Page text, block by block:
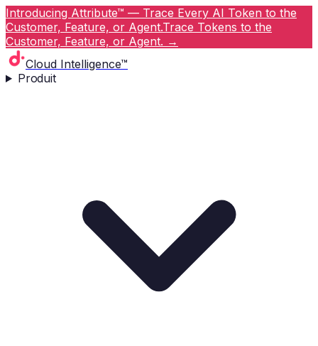
Introducing Attribute™ — Trace Every AI Token to the
Customer, Feature, or Agent.Trace Tokens to the
Customer, Feature, or Agent. →
Cloud Intelligence™
Produit